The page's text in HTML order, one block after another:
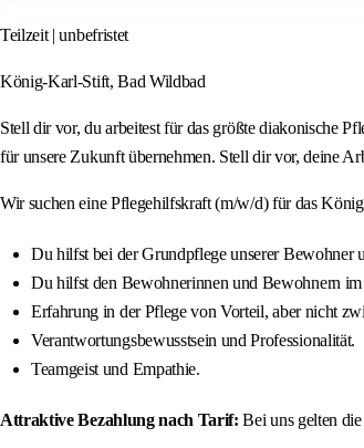
Teilzeit | unbefristet
König-Karl-Stift, Bad Wildbad
Stell dir vor, du arbeitest für das größte diakonische
für unsere Zukunft übernehmen. Stell dir vor, deine
Wir suchen eine Pflegehilfskraft (m/w/d) für das
Du hilfst bei der Grundpflege unserer Bewohner
Du hilfst den Bewohnerinnen und Bewohnern
Erfahrung in der Pflege von Vorteil, aber nicht
Verantwortungsbewusstsein und Professionalität.
Teamgeist und Empathie.
Attraktive Bezahlung nach Tarif: Bei uns gelten